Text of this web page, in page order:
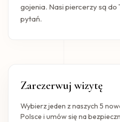
gojenia. Nasi piercerzy są do
pytań.
Zarezerwuj wizytę
Wybierz jeden z naszych 5
Polsce i umów się na